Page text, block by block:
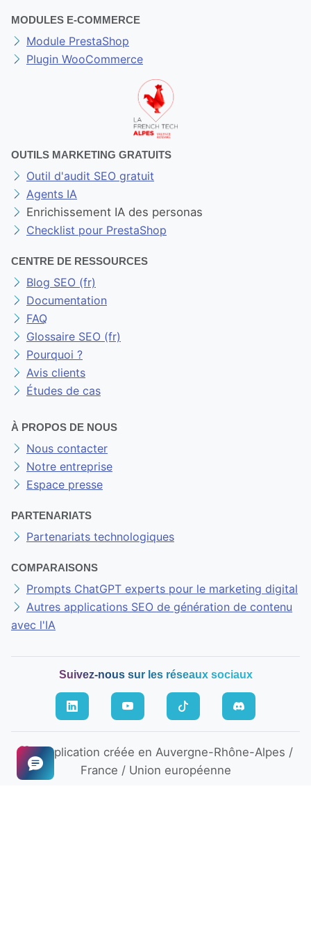
MODULES E-COMMERCE
Module PrestaShop
Plugin WooCommerce
OUTILS MARKETING GRATUITS
Outil d'audit SEO gratuit
Agents IA
Enrichissement IA des personas
Checklist pour PrestaShop
CENTRE DE RESSOURCES
Blog SEO (fr)
Documentation
FAQ
Glossaire SEO (fr)
Pourquoi ?
Avis clients
Études de cas
À PROPOS DE NOUS
Nous contacter
Notre entreprise
Espace presse
PARTENARIATS
Partenariats technologiques
COMPARAISONS
Prompts ChatGPT experts pour le marketing digital
Autres applications SEO de génération de contenu
avec l'IA
Suivez-nous sur les réseaux sociaux
Application créée en Auvergne-Rhône-Alpes /
France / Union européenne